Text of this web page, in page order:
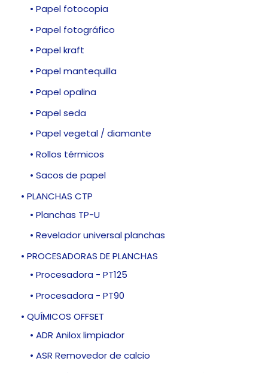
• Papel fotocopia
• Papel fotográfico
• Papel kraft
• Papel mantequilla
• Papel opalina
• Papel seda
• Papel vegetal / diamante
• Rollos térmicos
• Sacos de papel
• PLANCHAS CTP
• Planchas TP-U
• Revelador universal planchas
• PROCESADORAS DE PLANCHAS
• Procesadora - PT125
• Procesadora - PT90
• QUÍMICOS OFFSET
• ADR Anilox limpiador
• ASR Removedor de calcio